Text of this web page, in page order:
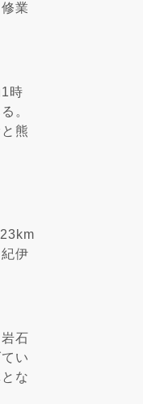
業
時
。
熊
伊
石
い
な